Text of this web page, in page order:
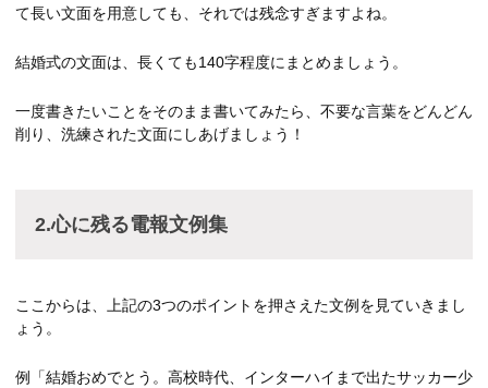
て長い文面を用意しても、それでは残念すぎますよね。
結婚式の文面は、長くても140字程度にまとめましょう。
一度書きたいことをそのまま書いてみたら、不要な言葉をどんどん
削り、洗練された文面にしあげましょう！
2.心に残る電報文例集
ここからは、上記の3つのポイントを押さえた文例を見ていきまし
ょう。
例「結婚おめでとう。高校時代、インターハイまで出たサッカー少